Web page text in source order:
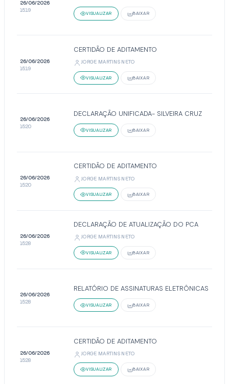
26/06/2026
15:19
VISUALIZAR BAIXAR
26/06/2026
15:19
CERTIDÃO DE ADITAMENTO
JORGE MARTINS NETO
VISUALIZAR BAIXAR
26/06/2026
15:20
DECLARAÇÃO UNIFICADA- SILVEIRA CRUZ
VISUALIZAR BAIXAR
26/06/2026
15:20
CERTIDÃO DE ADITAMENTO
JORGE MARTINS NETO
VISUALIZAR BAIXAR
26/06/2026
15:28
DECLARAÇÃO DE ATUALIZAÇÃO DO PCA
JORGE MARTINS NETO
VISUALIZAR BAIXAR
26/06/2026
15:28
RELATÓRIO DE ASSINATURAS ELETRÔNICAS
VISUALIZAR BAIXAR
26/06/2026
15:28
CERTIDÃO DE ADITAMENTO
JORGE MARTINS NETO
VISUALIZAR BAIXAR